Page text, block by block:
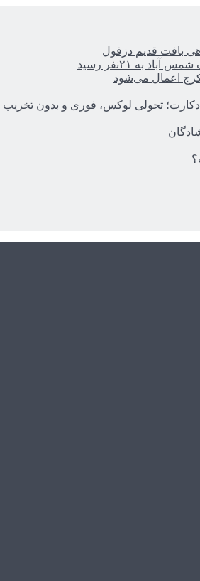
به ۲۱نفر رسید
کرج اعمال می‌شود
دکارت؛ تحولی لوکس، فوری و بدون